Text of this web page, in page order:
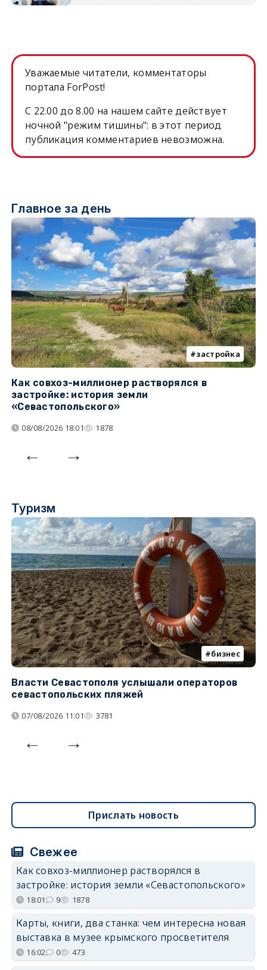
Уважаемые читатели, комментаторы
портала ForPost!
C 22.00 до 8.00 на нашем сайте действует
ночной "режим тишины": в этот период
публикация комментариев невозможна.
Главное за день
застройка
Как совхоз-миллионер растворялся в
застройке: история земли
«Севастопольского»
08/08/2026 18:01 1878
Туризм
бизнес
Власти Севастополя услышали операторов
севастопольских пляжей
07/08/2026 11:01 3781
Прислать новость
Свежее
Как совхоз-миллионер растворялся в
застройке: история земли «Севастопольского»
18:01 9 1878
Карты, книги, два станка: чем интересна новая
выставка в музее крымского просветителя
16:02 0 473